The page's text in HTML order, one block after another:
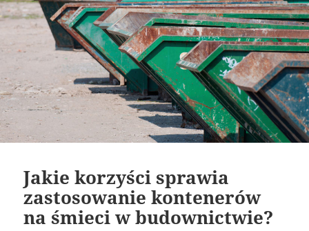
Jakie korzyści sprawia
zastosowanie kontenerów
na śmieci w budownictwie?